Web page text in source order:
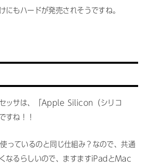
にもハードが発売されそうですね。
セッサは、「Apple Silicon（シリコ
すね！！
ているのと同じ仕組み？なので、共通
なるらしいので、ますますiPadとMac